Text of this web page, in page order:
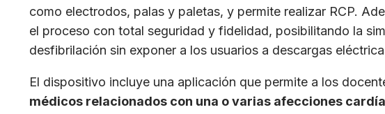
como electrodos, palas y paletas, y permite realizar RCP.
el proceso con total seguridad y fidelidad, posibilitando la
desfibrilación sin exponer a los usuarios a descargas
El dispositivo incluye una aplicación que permite a los
médicos relacionados con una o varias afecciones